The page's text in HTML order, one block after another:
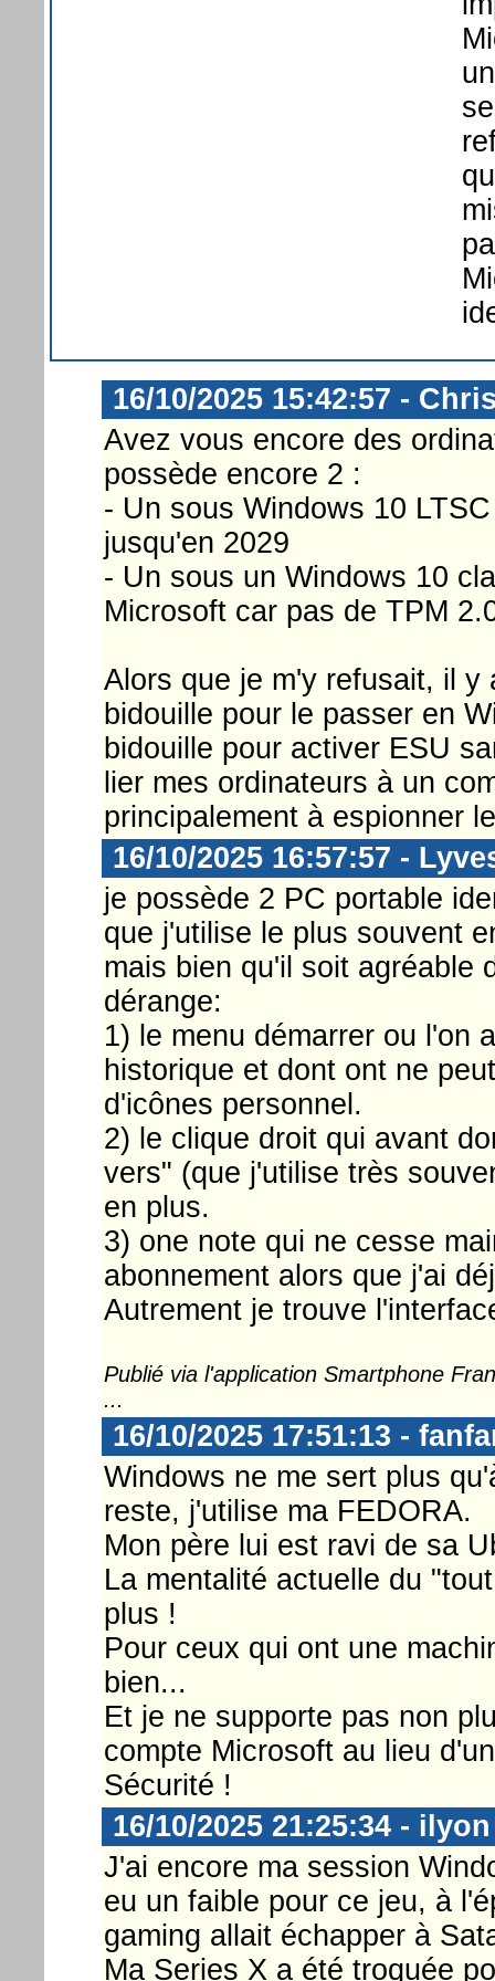
16/10/2025 15:42:57 -
Avez vous encore des
possède encore 2 :
- Un sous Windows 10
jusqu'en 2029
- Un sous un Windows 10
Microsoft car pas de TPM
Alors que je m'y refusait, il y
bidouille pour le passer en
bidouille pour activer ESU
lier mes ordinateurs à un
principalement à espionner
16/10/2025 16:57:57 -
je possède 2 PC portable
que j'utilise le plus souvent
mais bien qu'il soit agréable
dérange:
1) le menu démarrer ou l'on
historique et dont ont ne
d'icônes personnel.
2) le clique droit qui avant
vers" (que j'utilise très
en plus.
3) one note qui ne cesse
abonnement alors que j'ai
Autrement je trouve
Publié via l'application Smartphone
...
16/10/2025 17:51:13 -
Windows ne me sert plus
reste, j'utilise ma FEDORA.
Mon père lui est ravi de sa
La mentalité actuelle du
plus !
Pour ceux qui ont une
bien...
Et je ne supporte pas non
compte Microsoft au lieu
Sécurité !
16/10/2025 21:25:34 - ilyon
J'ai encore ma session
eu un faible pour ce jeu, à
gaming allait échapper à
Ma Series X a été troquée